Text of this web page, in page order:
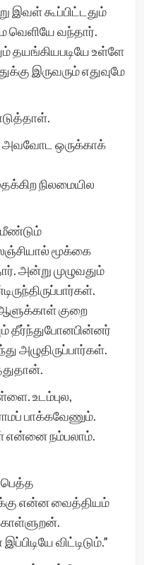
இவள் கூப்பிட்டதும்
வெளியே வந்தார்.
உள்ளே
இருவரும் எதுவுமே
அவவோட ஒருக்காக்
நிலமையில
மீண்டும்
மூக்கை
அன்று முழுவதும்
ஆளுக்காள் குறை
தீர்ந்துபோனபின்னர்
அழுதிருப்பார்கள்.
உடம்புல,
பாக்கவேணும்.
என்னை நம்பலாம்.
என்ன வைத்தியம்
விட்டிடும்.”